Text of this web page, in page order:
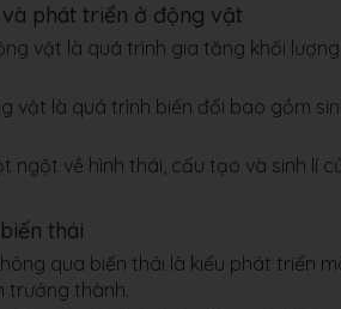
và phát triển ở động vật
vật là quá trình gia tăng khối
vật là quá trình biến đổi bao gồm
ngột về hình thái, cấu tạo và sinh lí
thái
qua biến thái là kiểu phát triển
trưởng thành.